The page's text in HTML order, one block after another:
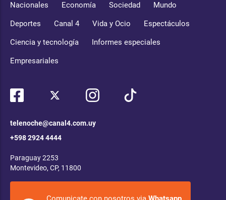
Nacionales Economía Sociedad Mundo
Deportes Canal 4 Vida y Ocio Espectáculos
Ciencia y tecnología Informes especiales
Empresariales
telenoche@canal4.com.uy
+598 2924 4444
Paraguay 2253
Montevideo, CP, 11800